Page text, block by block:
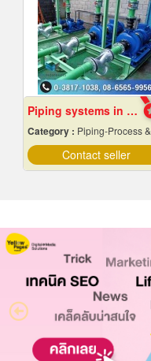
Piping systems in industrial plants
Category : Piping-Process & Industrial
Contact seller